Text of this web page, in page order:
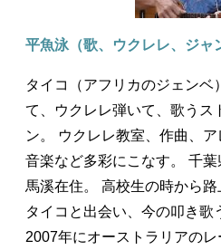
平魚泳（歌、ウクレレ、ジャ
タイコ（アフリカのジェンベ
て、ウクレレ弾いて、歌うス
ン。 ウクレレ教室、作曲、
音楽など多彩にこなす。 千
馬溪在住。 高校生の時から
タイコと出会い、今の叩き歌
2007年にオーストラリアのレ